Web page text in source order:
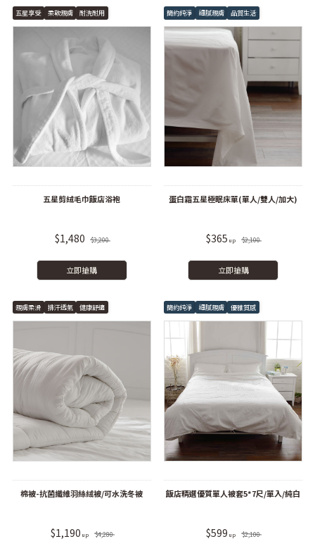
五星享受 柔軟親膚 耐洗耐用
五星剪絨毛巾飯店浴袍
$1,480 $3,200
立即搶購
簡約純淨 細膩親膚 品質生活
蛋白霜五星極眠床單(單人/雙人/加大)
$365 $2,100
立即搶購
親膚柔滑 排汗透氣 健康舒適
棉被-抗菌纖維羽絲絨被/可水洗冬被
$1,190 $4,280
簡約純淨 細膩親膚 優雅質感
飯店精選優質單人被套5*7尺/單入/純白
$599 $2,100